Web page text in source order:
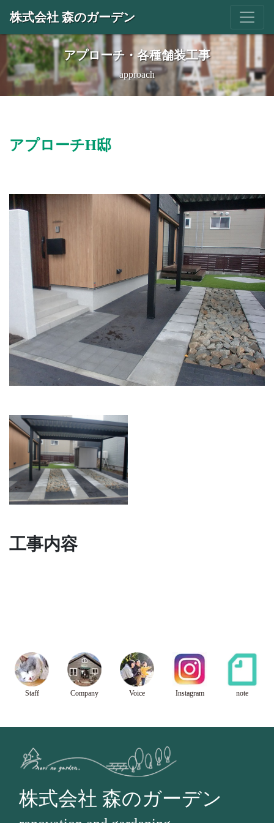
株式会社 森のガーデン
アプローチ・各種舗装工事
approach
アプローチH邸
Previous Next
工事内容
Staff Company Voice Instagram note
株式会社 森のガーデン